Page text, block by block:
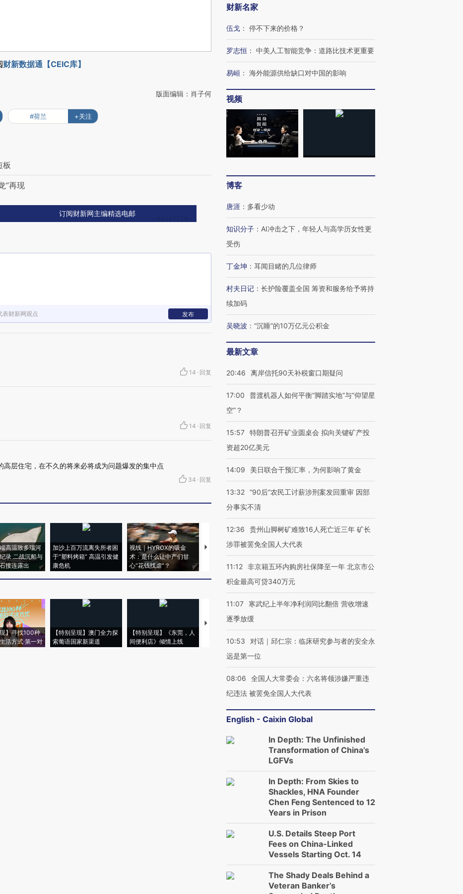
财新数据通【CEIC库】
版面编辑：肖子何
#荷兰 +关注
板
”再现
订阅财新网主编精选电邮
表财新网观点 发布
14 · 回复
14 · 回复
高层住宅，在不久的将来必将成为问题爆发的集中点
34 · 回复
高温致多瑙河
录 二战沉船与
接连露出
加沙上百万流离失所者困
于“塑料烤箱” 高温引发健
康危机
视线｜HYROX的吸金
术：是什么让中产们甘
心“花钱找虐”？
马航飞行员跨国走私7万
粒摇头丸 尿检体内含3种
视线｜被称为“蟑螂”的印
度Z世代 用街头抗争将教
育部长拱下台
机”？难民潮撕裂西班牙
飞地休达
现】寻找100种
活方式·第一对
【特别呈现】澳门全力探
索葡语国家新渠道
【特别呈现】《东莞，人
间便利店》倾情上线
【推广】走进第四届链博
会，让数智科技“链”接产
【特别呈现】寻找100种
有意思的生活方式·第三对
CFO：不靠规模取胜，华
住三大增长引擎是什么？
财新名家
伍戈 ： 停不下来的价格？
罗志恒 ： 中美人工智能竞争：道路比技术更重要
易峘 ： 海外能源供给缺口对中国的影响
视频
博客
唐涯 ： 多看少动
知识分子 ： AI冲击之下，年轻人与高学历女性更
受伤
丁金坤 ： 耳闻目睹的几位律师
村夫日记 ： 长护险覆盖全国 筹资和服务给予将持
续加码
吴晓波 ： “沉睡”的10万亿元公积金
最新文章
20:46 离岸信托90天补税窗口期疑问
17:00
普渡机器人如何平衡“脚踏实地”与“仰望星
空”？
15:57 特朗普召开矿业圆桌会 拟向关键矿产投
资超20亿美元
14:09 美日联合干预汇率，为何影响了黄金
13:32 “90后”农民工讨薪涉刑案发回重审 因部
分事实不清
12:36
贵州山脚树矿难致16人死亡近三年 矿长
涉罪被罢免全国人大代表
11:12 非京籍五环内购房社保降至一年 北京市公
积金最高可贷340万元
11:07
寒武纪上半年净利润同比翻倍 营收增速
逐季放缓
10:53
对话｜邱仁宗：临床研究参与者的安全永
远是第一位
08:06
全国人大常委会：六名将领涉嫌严重违
纪违法 被罢免全国人大代表
English - Caixin Global
In Depth: The Unfinished
Transformation of China’s
LGFVs
In Depth: From Skies to
Shackles, HNA Founder
Chen Feng Sentenced to 12
Years in Prison
U.S. Details Steep Port
Fees on China-Linked
Vessels Starting Oct. 14
The Shady Deals Behind a
Veteran Banker’s